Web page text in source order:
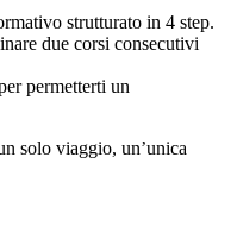
strutturato in 4 step.
due corsi consecutivi
permetterti un
solo viaggio, un’unica